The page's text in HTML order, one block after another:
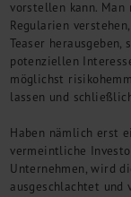
vorstellen kann. Man
Regularien
Teaser
potenziellen
möglichst
lassen und
Haben nämlich erst
vermeintliche
Unternehmen, wird
ausgeschlachtet und